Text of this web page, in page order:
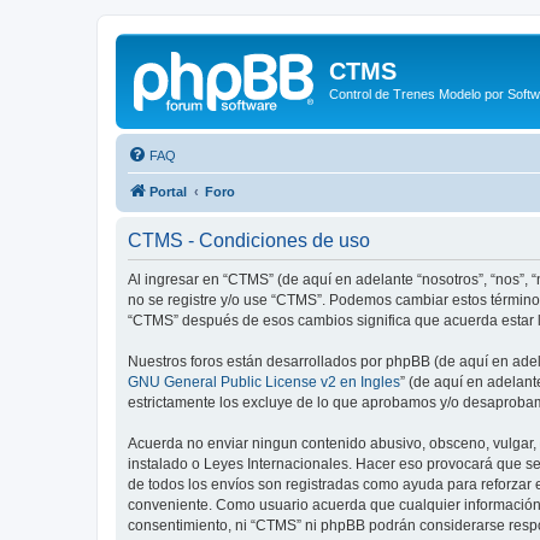
CTMS
Control de Trenes Modelo por
FAQ
Portal Foro
CTMS - Condiciones de uso
Al ingresar en “CTMS” (de aquí en adelante “nosotros”,
no se registre y/o use “CTMS”. Podemos cambiar estos
“CTMS” después de esos cambios significa que acuerda
Nuestros foros están desarrollados por phpBB (de aquí en
GNU General Public License v2 en Ingles” (de aquí en
estrictamente los excluye de lo que aprobamos y/o
Acuerda no enviar ningun contenido abusivo, obsceno,
instalado o Leyes Internacionales. Hacer eso provocará que
de todos los envíos son registradas como ayuda para
conveniente. Como usuario acuerda que cualquier
consentimiento, ni “CTMS” ni phpBB podrán considerarse